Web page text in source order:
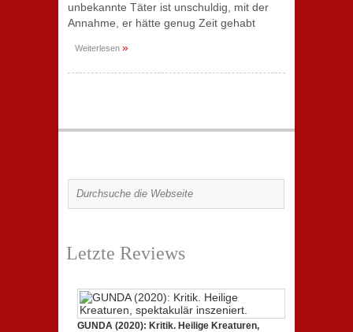
unbekannte Täter ist unschuldig, mit der
Annahme, er hätte genug Zeit gehabt
Weiterlesen »
Letzte Reviews
GUNDA (2020): Kritik. Heilige Kreaturen,